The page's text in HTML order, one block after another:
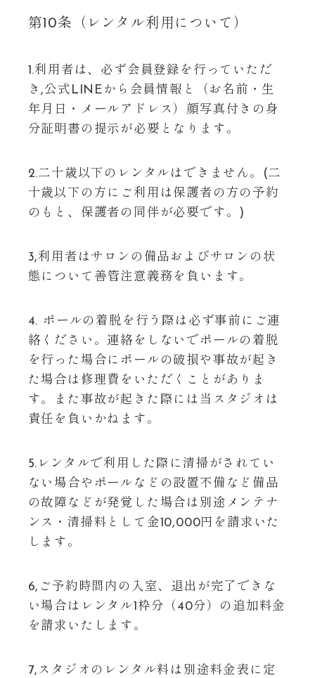
第10条（レンタル利用について）
1.利用者は、必ず会員登録を行っていただ
き,公式LINEから会員情報と（お名前・生
年月日・メールアドレス）顔写真付きの身
分証明書の提示が必要となります。
2.二十歳以下のレンタルはできません。(二
十歳以下の方にご利用は保護者の方の予約
のもと、保護者の同伴が必要です。)
3,利用者はサロンの備品およびサロンの状
態について善管注意義務を負います。
4. ポールの着脱を行う際は必ず事前にご連
絡ください。連絡をしないでポールの着脱
を行った場合にポールの破損や事故が起き
た場合は修理費をいただくことがありま
す。また事故が起きた際には当スタジオは
責任を負いかねます。
5.レンタルで利用した際に清掃がされてい
ない場合やポールなどの設置不備など備品
の故障などが発覚した場合は別途メンテナ
ンス・清掃料として金10,000円を請求いた
します。
6,ご予約時間内の入室、退出が完了できな
い場合はレンタル1枠分（40分）の追加料金
を請求いたします。
7,スタジオのレンタル料は別途料金表に定